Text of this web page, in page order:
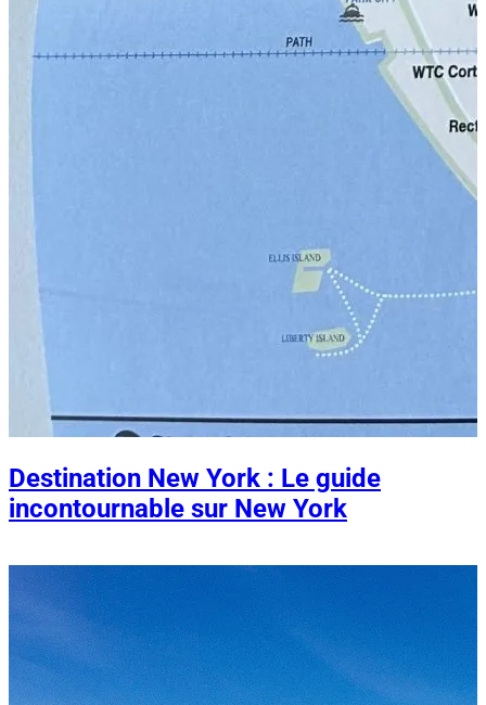
Destination New York : Le guide
incontournable sur New York